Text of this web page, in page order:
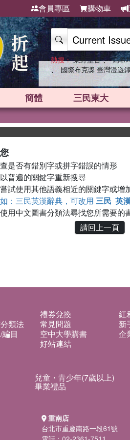
會員專區 購物車
熱搜： 東野圭吾 、 高希
、 國際布克獎 臺灣漫遊
簡體 三民東大
是否有錯別字或拼字錯誤的情形
普遍的關鍵字重新搜尋
試使用其他語義相近的關鍵字或增
：三民英漢辭典，可改用 三民 英
用中文圖書分類法尋找您所需要的
請回上一頁
禮券兌換
紅
類法 常見問題
新
目 空中大學購書
企
好站連結
兒童・青少年(7歲以上)
畢業禮品
重南店
台北市重慶南路一段61號